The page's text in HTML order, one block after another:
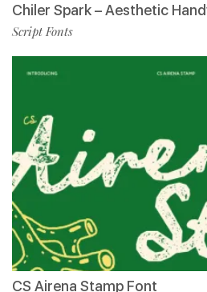
Chiler Spark – Aesthetic
Script Fonts
CS Airena Stamp Font